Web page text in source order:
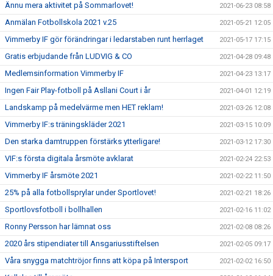
Ännu mera aktivitet på Sommarlovet! 2021-06-23 08:58
Anmälan Fotbollskola 2021 v.25 2021-05-21 12:05
Vimmerby IF gör förändringar i ledarstaben runt herrlaget 2021-05-17 17:15
Gratis erbjudande från LUDVIG & CO 2021-04-28 09:48
Medlemsinformation Vimmerby IF 2021-04-23 13:17
Ingen Fair Play-fotboll på Asllani Court i år 2021-04-01 12:19
Landskamp på medelvärme men HET reklam! 2021-03-26 12:08
Vimmerby IF:s träningskläder 2021 2021-03-15 10:09
Den starka damtruppen förstärks ytterligare! 2021-03-12 17:30
VIF:s första digitala årsmöte avklarat 2021-02-24 22:53
Vimmerby IF årsmöte 2021 2021-02-22 11:50
25% på alla fotbollsprylar under Sportlovet! 2021-02-21 18:26
Sportlovsfotboll i bollhallen 2021-02-16 11:02
Ronny Persson har lämnat oss 2021-02-08 08:26
2020 års stipendiater till Ansgariusstiftelsen 2021-02-05 09:17
Våra snygga matchtröjor finns att köpa på Intersport 2021-02-02 16:50